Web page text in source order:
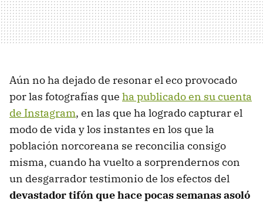
Aún no ha dejado de resonar el eco provocado
por las fotografías que ha publicado en su cuenta
de Instagram, en las que ha logrado capturar el
modo de vida y los instantes en los que la
población norcoreana se reconcilia consigo
misma, cuando ha vuelto a sorprendernos con
un desgarrador testimonio de los efectos del
devastador tifón que hace pocas semanas asoló